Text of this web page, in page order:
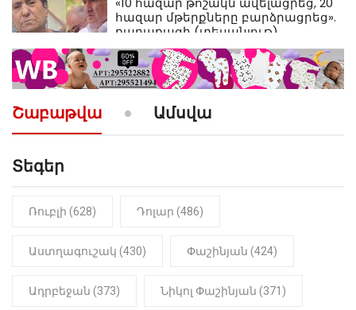
հազար մթերքները բարձրացրեց».
քաղաքացի (տեսանյութ)
ՔԱՂԱՔԱԿԱՆ 10:52
«Լեզվիդ տալու փոխարեն
արտաբերիր այս երկու
նախադասությունը»․ Իշխան
Նիկոլ Փաշինյան
ԻՐԱԴԱՐՁԱՅԻՆ 22:01
մանկապղծության համար
Շաբաթվա Ամսվա
Տեգեր
Ռուբլի (628) Դոլար (486)
Աստղագուշակ (430) Փաշինյան (424)
Ադրբեջան (373) Նիկոլ Փաշինյան (371)